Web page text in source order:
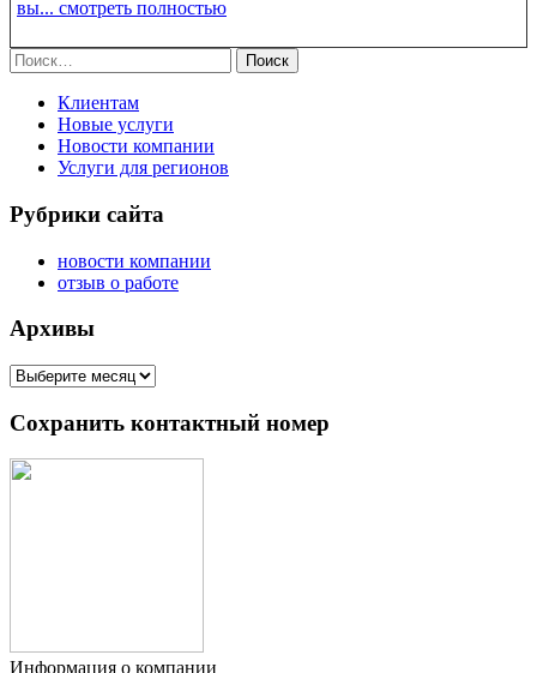
вы... смотреть полностью
Найти:
Клиентам
Новые услуги
Новости компании
Услуги для регионов
Рубрики сайта
новости компании
отзыв о работе
Архивы
Архивы
Сохранить контактный номер
Информация о компании